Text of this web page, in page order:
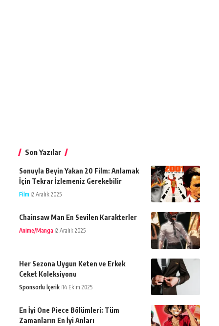
Son Yazılar
Sonuyla Beyin Yakan 20 Film: Anlamak
İçin Tekrar İzlemeniz Gerekebilir
Film 2 Aralık 2025
Chainsaw Man En Sevilen Karakterler
Anime/Manga 2 Aralık 2025
Her Sezona Uygun Keten ve Erkek
Ceket Koleksiyonu
Sponsorlu İçerik 14 Ekim 2025
En İyi One Piece Bölümleri: Tüm
Zamanların En İyi Anları